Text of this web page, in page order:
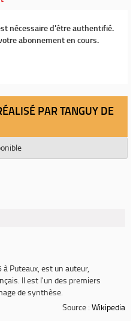
nécessaire d'être authentifié.
abonnement en cours.
PAR TANGUY DE
Puteaux, est un auteur,
Il est l'un des premiers
de synthèse.
Source : Wikipedia